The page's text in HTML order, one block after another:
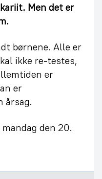
Men det er
børnene. Alle er
ikke re-testes,
er
er
årsag.
den 20.